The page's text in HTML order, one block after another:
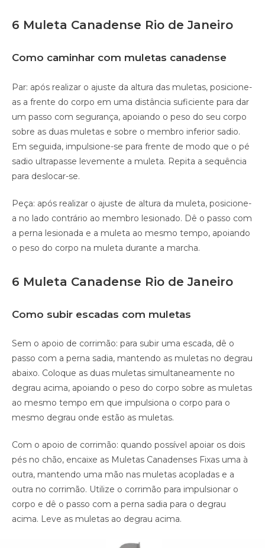
6 Muleta Canadense Rio de Janeiro
Como caminhar com muletas canadense
Par: após realizar o ajuste da altura das muletas, posicione-
as a frente do corpo em uma distância suficiente para dar
um passo com segurança, apoiando o peso do seu corpo
sobre as duas muletas e sobre o membro inferior sadio.
Em seguida, impulsione-se para frente de modo que o pé
sadio ultrapasse levemente a muleta. Repita a sequência
para deslocar-se.
Peça: após realizar o ajuste de altura da muleta, posicione-
a no lado contrário ao membro lesionado. Dê o passo com
a perna lesionada e a muleta ao mesmo tempo, apoiando
o peso do corpo na muleta durante a marcha.
6 Muleta Canadense Rio de Janeiro
Como subir escadas com muletas
Sem o apoio de corrimão: para subir uma escada, dê o
passo com a perna sadia, mantendo as muletas no degrau
abaixo. Coloque as duas muletas simultaneamente no
degrau acima, apoiando o peso do corpo sobre as muletas
ao mesmo tempo em que impulsiona o corpo para o
mesmo degrau onde estão as muletas.
Com o apoio de corrimão: quando possível apoiar os dois
pés no chão, encaixe as Muletas Canadenses Fixas uma à
outra, mantendo uma mão nas muletas acopladas e a
outra no corrimão. Utilize o corrimão para impulsionar o
corpo e dê o passo com a perna sadia para o degrau
acima. Leve as muletas ao degrau acima.